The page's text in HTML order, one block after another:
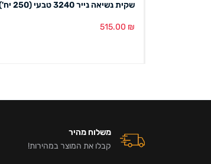
שקית נשיאה נייר 3240 טבעי (250 יח')
515.00 ₪
משלוח מהיר
קבלו את המוצר במהירות!